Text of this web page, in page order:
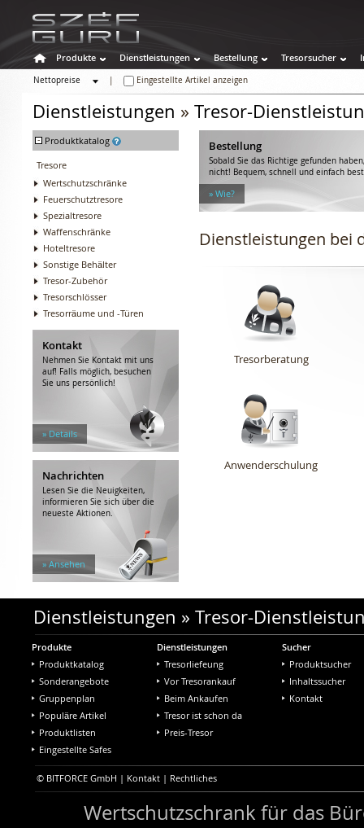
Produkte Dienstleistungen Bestellung Tresorsucher
Nettopreise
Eingestellte Artikel anzeigen
Dienstleistungen » Tresor-
- Produktkatalog
Tresore
Wertschutzschränke
Feuerschutztresore
Spezialtresore
Waffenschränke
Hoteltresore
Sonstige Behälter
Tresor-Zubehör
Tresorschlösser
Tresorräume und -Türen
Kontakt
Nehmen Sie Kontakt mit uns
auf! Falls möglich, besuchen
Sie uns persönlich!
» Details
Nachrichten
Lesen Sie die Neuigkeiten,
informieren Sie sich über die
neueste Aktionen.
» Ansehen
Bestellung
Sobald Sie das Richtige gefunden
nicht! Bequem, schnell und einfach
» Wie?
Dienstleistungen bei
Tresorberatung
Anwenderschulung
Dienstleistungen » Tresor-
Produkte
Produktkatalog
Sonderangebote
Gruppenplan
Populäre Artikel
Produktlisten
Eingestellte Safes
Dienstleistungen
Tresorliefeung
Vor Tresorankauf
Beim Ankaufen
Tresor ist schon da
Preis-Tresor
Sucher
Produktsucher
Inhaltssucher
Kontakt
© BITFORCE GmbH | Kontakt | Rechtliches
Wertschutzschrank für das